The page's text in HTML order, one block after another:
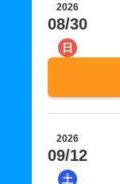
2026
08/30
日
2026
09/12
土